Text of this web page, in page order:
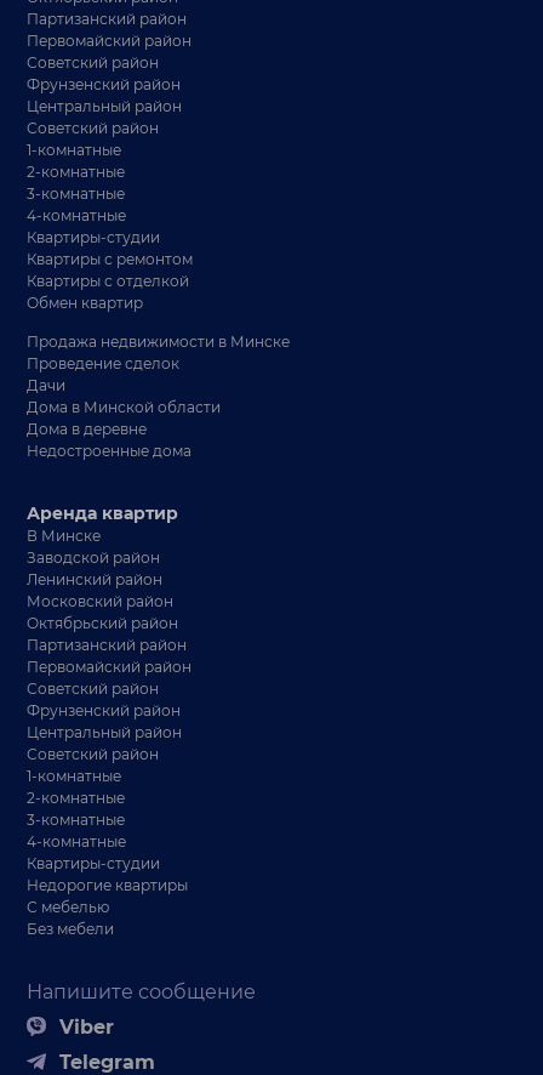
Партизанский район
Первомайский район
Советский район
Фрунзенский район
Центральный район
Советский район
1-комнатные
2-комнатные
3-комнатные
4-комнатные
Квартиры-студии
Квартиры с ремонтом
Квартиры с отделкой
Обмен квартир
Продажа недвижимости в Минске
Проведение сделок
Дачи
Дома в Минской области
Дома в деревне
Недостроенные дома
Напишите сообщение
Viber
Telegram
Аренда квартир
В Минске
Заводской район
Ленинский район
Московский район
Октябрьский район
Партизанский район
Первомайский район
Советский район
Фрунзенский район
Центральный район
Советский район
1-комнатные
2-комнатные
3-комнатные
4-комнатные
Квартиры-студии
Недорогие квартиры
С мебелью
Без мебели